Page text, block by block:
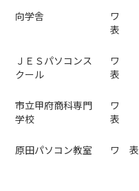
向学舎
ワ
表
ＪＥＳパソコンス
クール
ワ
表
市立甲府商科専門
学校
ワ
表
原田パソコン教室
ワ 表